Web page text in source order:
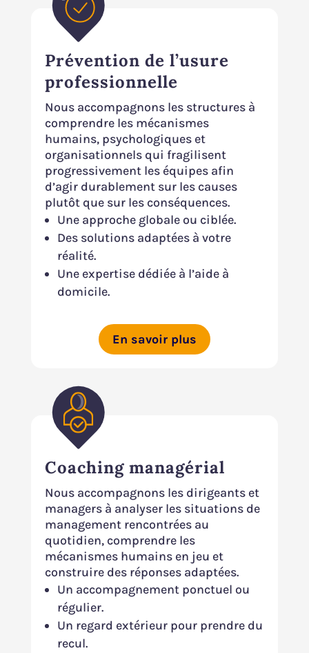
Prévention de l’usure
professionnelle
Nous accompagnons les structures à
comprendre les mécanismes
humains, psychologiques et
organisationnels qui fragilisent
progressivement les équipes afin
d’agir durablement sur les causes
plutôt que sur les conséquences.
Une approche globale ou ciblée.
Des solutions adaptées à votre
réalité.
Une expertise dédiée à l’aide à
domicile.
En savoir plus
Coaching managérial
Nous accompagnons les dirigeants et
managers à analyser les situations de
management rencontrées au
quotidien, comprendre les
mécanismes humains en jeu et
construire des réponses adaptées.
Un accompagnement ponctuel ou
régulier.
Un regard extérieur pour prendre du
recul.